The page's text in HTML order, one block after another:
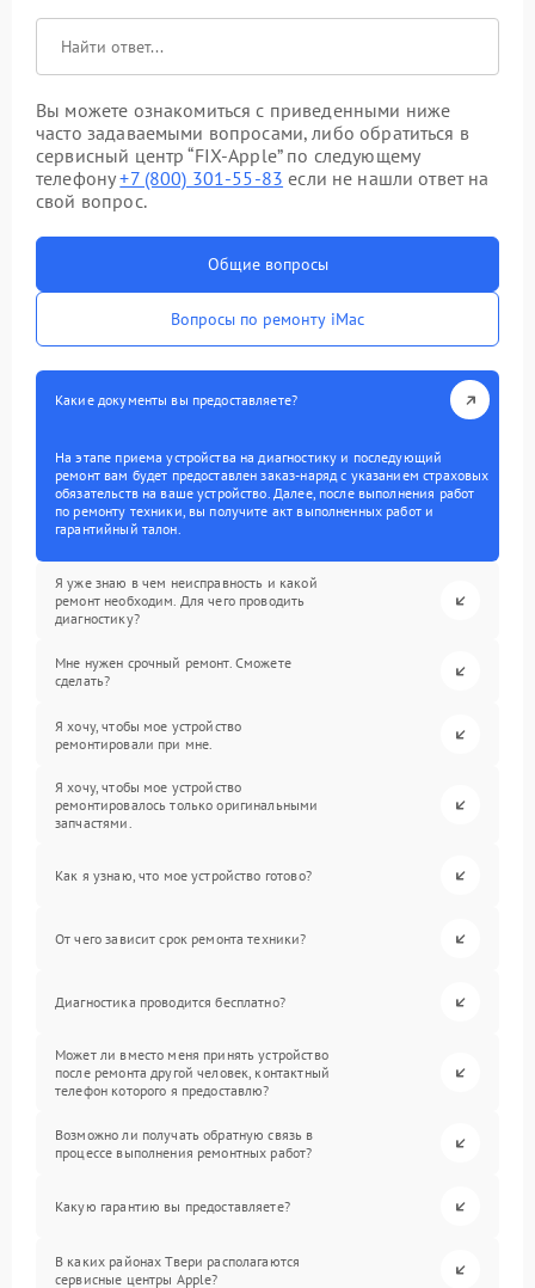
Вы можете ознакомиться с приведенными ниже
часто задаваемыми вопросами, либо обратиться в
сервисный центр “FIX-Apple” по следующему
телефону+7 (800) 301-55-83 если не нашли ответ на
свой вопрос.
Общие вопросы
Вопросы по ремонту iMac
Какие документы вы предоставляете?
На этапе приема устройства на диагностику и последующий
ремонт вам будет предоставлен заказ-наряд с указанием страховых
обязательств на ваше устройство. Далее, после выполнения работ
по ремонту техники, вы получите акт выполненных работ и
гарантийный талон.
Я уже знаю в чем неисправность и какой
ремонт необходим. Для чего проводить
диагностику?
Мне нужен срочный ремонт. Сможете
сделать?
Я хочу, чтобы мое устройство
ремонтировали при мне.
Я хочу, чтобы мое устройство
ремонтировалось только оригинальными
запчастями.
Как я узнаю, что мое устройство готово?
От чего зависит срок ремонта техники?
Диагностика проводится бесплатно?
Может ли вместо меня принять устройство
после ремонта другой человек, контактный
телефон которого я предоставлю?
Возможно ли получать обратную связь в
процессе выполнения ремонтных работ?
Какую гарантию вы предоставляете?
В каких районах Твери располагаются
сервисные центры Apple?